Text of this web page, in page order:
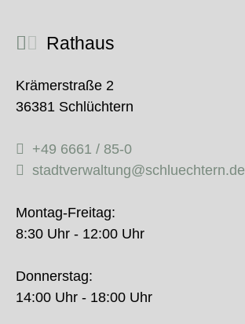
Rathaus
Krämerstraße 2
36381 Schlüchtern
+49 6661 / 85-0
stadtverwaltung@schluechtern.de
Montag-Freitag:
8:30 Uhr - 12:00 Uhr
Donnerstag:
14:00 Uhr - 18:00 Uhr